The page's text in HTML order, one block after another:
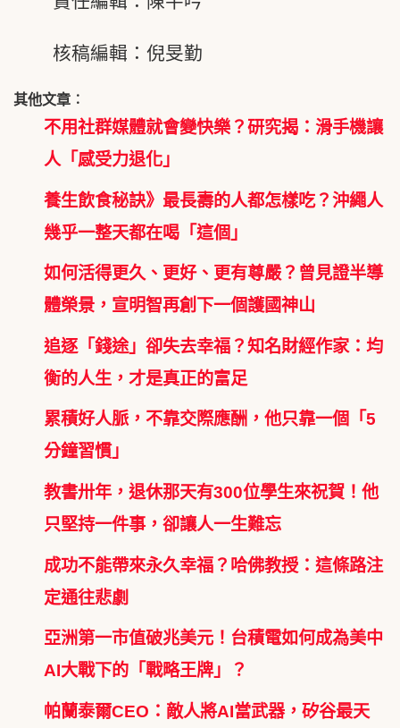
核稿編輯：倪旻勤
其他文章︰
不用社群媒體就會變快樂？研究揭：滑手機讓
人「感受力退化」
養生飲食秘訣》最長壽的人都怎樣吃？沖繩人
幾乎一整天都在喝「這個」
如何活得更久、更好、更有尊嚴？曾見證半導
體榮景，宣明智再創下一個護國神山
追逐「錢途」卻失去幸福？知名財經作家：均
衡的人生，才是真正的富足
累積好人脈，不靠交際應酬，他只靠一個「5
分鐘習慣」
教書卅年，退休那天有300位學生來祝賀！他
只堅持一件事，卻讓人一生難忘
成功不能帶來永久幸福？哈佛教授：這條路注
定通往悲劇
亞洲第一市值破兆美元！台積電如何成為美中
AI大戰下的「戰略王牌」？
帕蘭泰爾CEO：敵人將AI當武器，矽谷最天